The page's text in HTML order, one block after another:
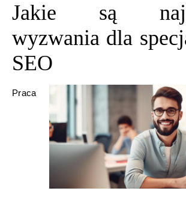
Jakie są
wyzwania dla
SEO
Praca